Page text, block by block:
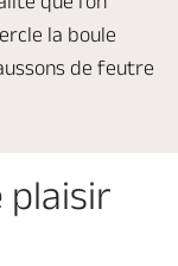
la boule
de feutre
plaisir